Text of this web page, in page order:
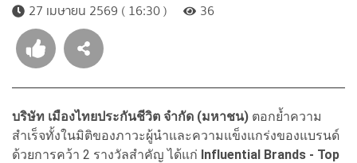
27 เมษายน 2569 ( 16:30 )
36
บริษัท เมืองไทยประกันชีวิต จำกัด (มหาชน) ตอกย้ำความ
สำเร็จทั้งในมิติของภาวะผู้นำและความแข็งแกร่งของแบรนด์
ด้วยการคว้า 2 รางวัลสำคัญ ได้แก่ Influential Brands - Top